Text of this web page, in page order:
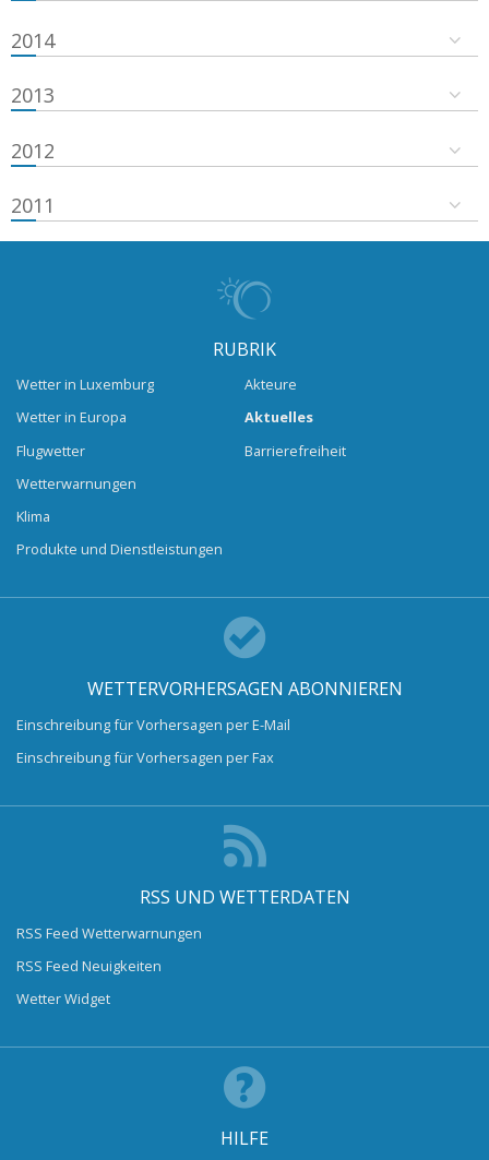
2014
2013
2012
2011
RUBRIK
Wetter in Luxemburg
Wetter in Europa
Flugwetter
Wetterwarnungen
Klima
Produkte und Dienstleistungen
Akteure
Aktuelles
Barrierefreiheit
WETTERVORHERSAGEN ABONNIEREN
Einschreibung für Vorhersagen per E-Mail
Einschreibung für Vorhersagen per Fax
RSS UND WETTERDATEN
RSS Feed Wetterwarnungen
RSS Feed Neuigkeiten
Wetter Widget
HILFE